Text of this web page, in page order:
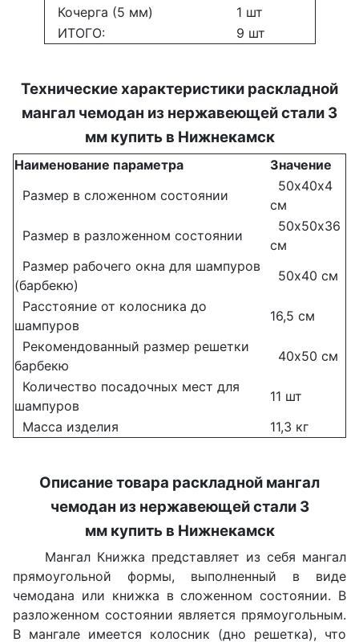
Кочерга (5 мм)
1 шт
ИТОГО:
9 шт
Технические характеристики раскладной
мангал чемодан из нержавеющей стали 3
мм купить в Нижнекамск
Наименование параметра
Значение
Размер в сложенном состоянии
50х40х4
см
Размер в разложенном состоянии
50х50х36
см
Размер рабочего окна для шампуров
(барбекю)
50х40 см
Расстояние от колосника до
шампуров
16,5 см
Рекомендованный размер решетки
барбекю
40х50 см
Количество посадочных мест для
шампуров
11 шт
Масса изделия
11,3 кг
Описание товара раскладной мангал
чемодан из нержавеющей стали 3
мм купить в Нижнекамск
Мангал Книжка представляет из себя мангал
прямоугольной формы, выполненный в виде
чемодана или книжка в сложенном состоянии. В
разложенном состоянии является прямоугольным.
В мангале имеется колосник (дно решетка), что